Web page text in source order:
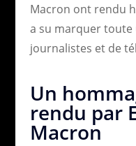
Macron ont rendu
a su marquer toute
journalistes et de
Un
rendu par
Macron